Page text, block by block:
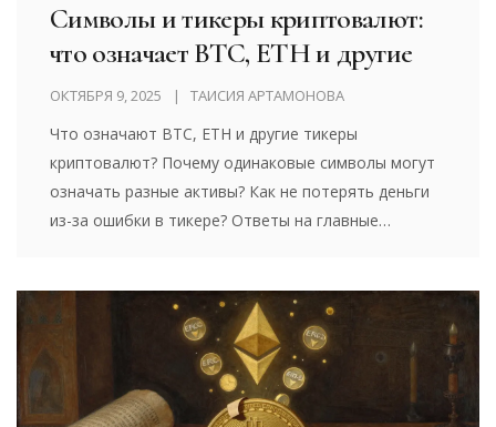
Символы и тикеры криптовалют:
что означает BTC, ETH и другие
ОКТЯБРЯ 9, 2025 ТАИСИЯ АРТАМОНОВА
Что означают BTC, ETH и другие тикеры
криптовалют? Почему одинаковые символы могут
означать разные активы? Как не потерять деньги
из-за ошибки в тикере? Ответы на главные